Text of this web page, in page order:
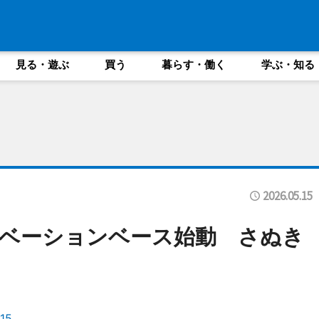
見る・遊ぶ 買う 暮らす・働く 学ぶ・知る
2026.05.15
ーションベース始動 さぬき